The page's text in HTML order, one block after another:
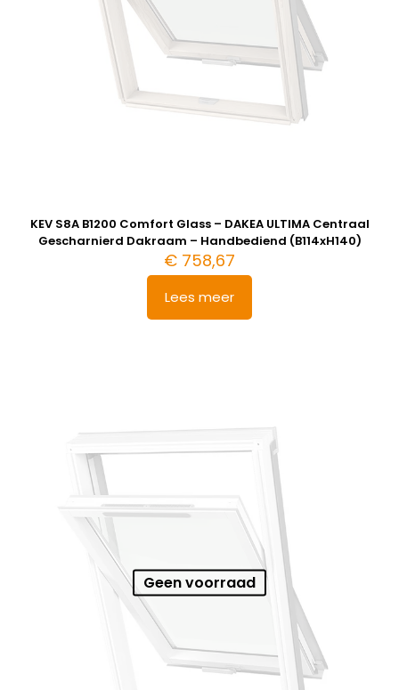
KEV S8A B1200 Comfort Glass – DAKEA ULTIMA Centraal
Gescharnierd Dakraam – Handbediend (B114xH140)
€ 758,67
Lees meer
Geen voorraad